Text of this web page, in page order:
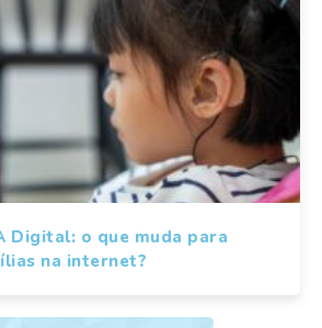
Digital: o que muda para
na internet?